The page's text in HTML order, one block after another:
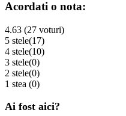
Acordati o nota:
4.63 (27 voturi)
5 stele(17)
4 stele(10)
3 stele(0)
2 stele(0)
1 stea (0)
Ai fost aici?